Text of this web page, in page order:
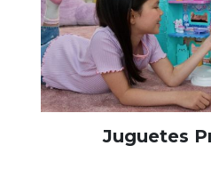
Juguetes